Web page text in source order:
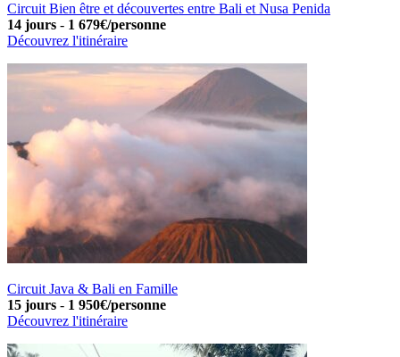
Circuit Bien être et découvertes entre Bali et Nusa Penida
14 jours - 1 679€/personne
Découvrez l'itinéraire
Circuit Java & Bali en Famille
15 jours - 1 950€/personne
Découvrez l'itinéraire